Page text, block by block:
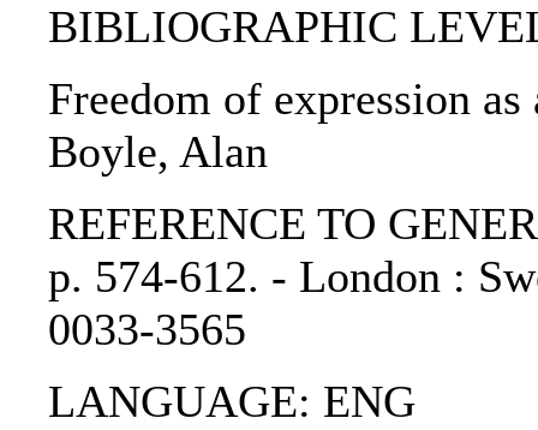
BIBLIOGRAPHIC
Freedom of expression
Boyle, Alan
REFERENCE TO
p. 574-612. - London :
0033-3565
LANGUAGE: ENG